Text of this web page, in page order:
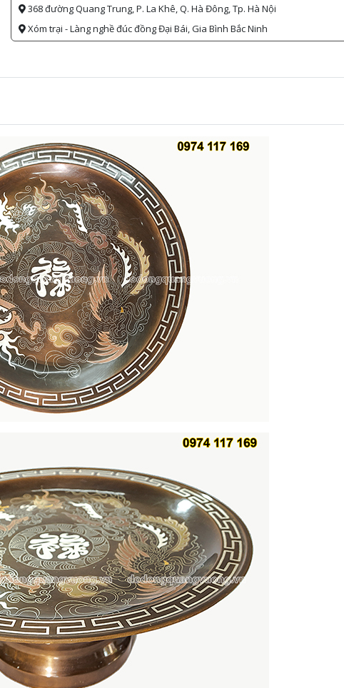
368 đường Quang Trung, P. La Khê, Q. Hà Đông, Tp. Hà Nội
Xóm trại - Làng nghề đúc đồng Đại Bái, Gia Bình Bắc Ninh